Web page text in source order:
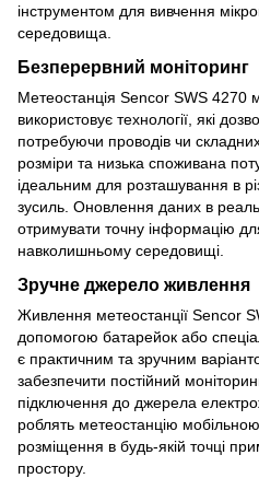
інструментом для вивчення
середовища.
Безперервний моніторинг
Метеостанція Sencor SWS 4270
використовує технології, які
потребуючи проводів чи
розміри та низька споживана
ідеальним для розташування в
зусиль. Оновлення даних в
отримувати точну інформацію
навколишньому середовищі.
Зручне джерело живлення
Живлення метеостанції Sencor
допомогою батарейок або
є практичним та зручним
забезпечити постійний
підключення до джерела
роблять метеостанцію
розміщення в будь-якій точці
простору.